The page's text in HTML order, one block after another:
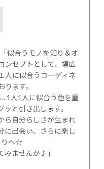
似合うモノを知り＆オ
ンセプトとして、幅広
人に似合うコーディネ
ます。
人1人に似合う色を重
と引き出します。
ら自分らしさが生まれ
に出会い、さらに楽し
りへ☆
みませんか♪」